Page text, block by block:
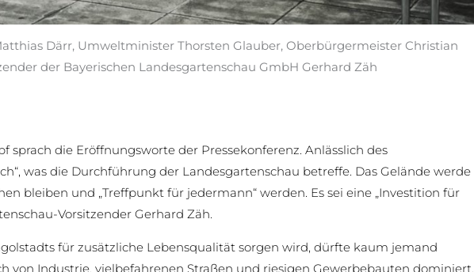
Därr, Umweltminister Thorsten Glauber, Oberbürgermeister Christian
der Bayerischen Landesgartenschau GmbH Gerhard Zäh
sprach die Eröffnungsworte der Pressekonferenz. Anlässlich des
was die Durchführung der Landesgartenschau betreffe. Das Gelände werde
bleiben und „Treffpunkt für jedermann“ werden. Es sei eine „Investition für
Vorsitzender Gerhard Zäh.
für zusätzliche Lebensqualität sorgen wird, dürfte kaum jemand
von Industrie, vielbefahrenen Straßen und riesigen Gewerbebauten dominiert.